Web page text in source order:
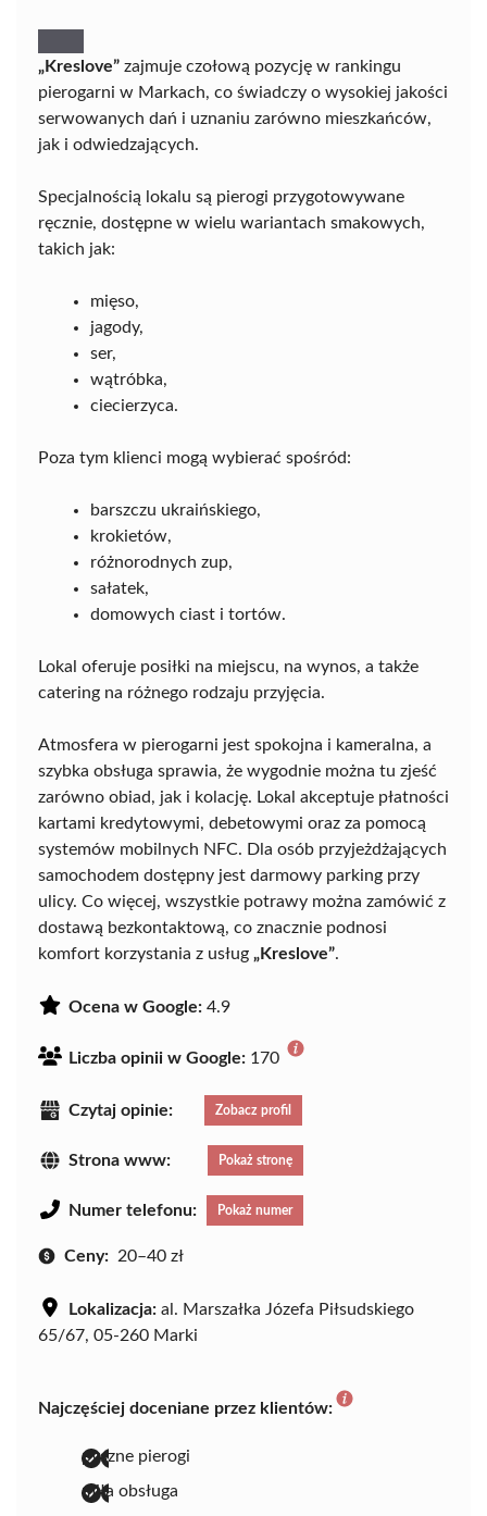
„Kreslove” zajmuje czołową pozycję w rankingu
pierogarni w Markach, co świadczy o wysokiej jakości
serwowanych dań i uznaniu zarówno mieszkańców,
jak i odwiedzających.
Specjalnością lokalu są pierogi przygotowywane
ręcznie, dostępne w wielu wariantach smakowych,
takich jak:
mięso,
jagody,
ser,
wątróbka,
ciecierzyca.
Poza tym klienci mogą wybierać spośród:
barszczu ukraińskiego,
krokietów,
różnorodnych zup,
sałatek,
domowych ciast i tortów.
Lokal oferuje posiłki na miejscu, na wynos, a także
catering na różnego rodzaju przyjęcia.
Atmosfera w pierogarni jest spokojna i kameralna, a
szybka obsługa sprawia, że wygodnie można tu zjeść
zarówno obiad, jak i kolację. Lokal akceptuje płatności
kartami kredytowymi, debetowymi oraz za pomocą
systemów mobilnych NFC. Dla osób przyjeżdżających
samochodem dostępny jest darmowy parking przy
ulicy. Co więcej, wszystkie potrawy można zamówić z
dostawą bezkontaktową, co znacznie podnosi
komfort korzystania z usług „Kreslove”.
Ocena w Google: 4.9
Liczba opinii w Google: 170
Czytaj opinie: Zobacz profil
Strona www: Pokaż stronę
Numer telefonu: Pokaż numer
Ceny: 20–40 zł
Lokalizacja: al. Marszałka Józefa Piłsudskiego
65/67, 05-260 Marki
Najczęściej doceniane przez klientów:
pyszne pierogi
miła obsługa